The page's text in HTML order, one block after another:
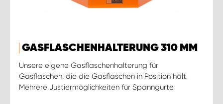
GASFLASCHENHALTERUNG 310 MM
Unsere eigene Gasflaschenhalterung für
Gasflaschen, die die Gasflaschen in Position hält.
Mehrere Justiermöglichkeiten für Spanngurte.